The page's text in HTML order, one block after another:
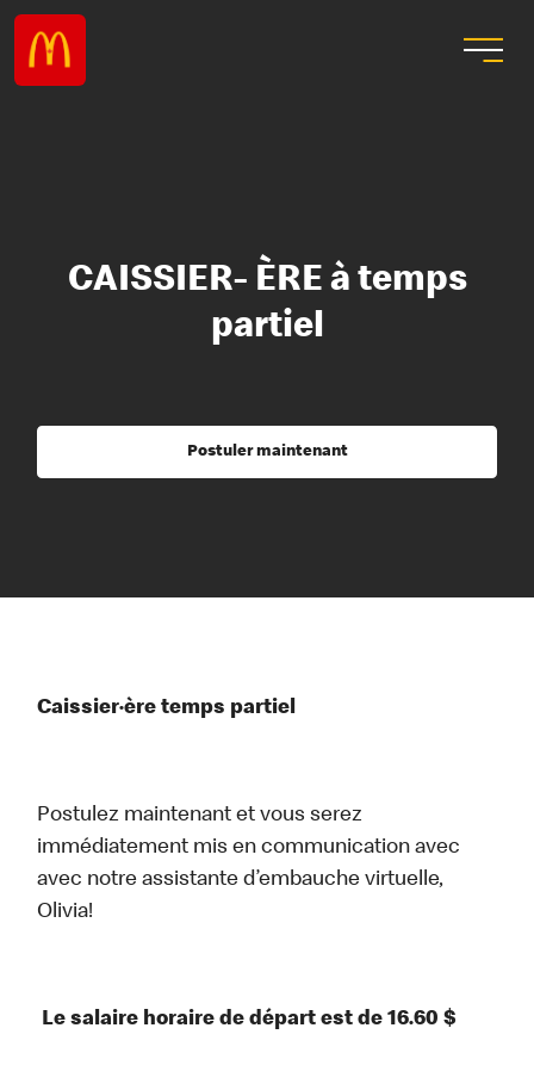
CAISSIER- ÈRE à temps
partiel
Postuler maintenant
Caissier·ère temps partiel
Postulez maintenant et vous serez
immédiatement mis en communication avec
avec notre assistante d’embauche virtuelle,
Olivia!
Le salaire horaire de départ est de 16.60 $